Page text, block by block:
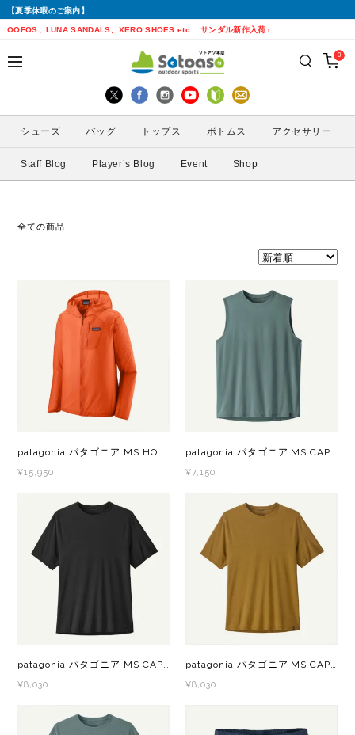
【夏季休暇のご案内】
OOFOS、LUNA SANDALS、XERO SHOES etc... サンダル新作入荷♪
戻る
シューズから探す
トレイルランニングシューズ
ランニングシューズ
戻る
トップスから探す
シェル・レインウェア
シャツ
戻る
ボトムスから探す
ショートパンツ
ロングパンツ
戻る
バッグから探す
トレランザック
バックパック
戻る
アクセサリーから探す
キャップ・ハット
ソックス
サングラス
ボトル・携帯カップ
ストックポール
その他
戻る
ブランドから探す
ACTIVE YOHKAN(アクティブようかん)
ATHLETUNE(アスリチューン)
HoneyAction(ハニーアクション)
KODA(コーダ)
Mag-on(マグオン)
MEDALIST(メダリスト)
PUREPALA(ピュアパラ)
SAMURAICHARGE Pro
SAMURAI GEL(サムライジェル)
Shonai Special(ショウナイスペシャル)
VESPA(ベスパ)
ZEN NUTRITION(ゼンニュートリション)
戻る
ブランドから探す
Amazfit(アマズフィット)
BAUERFEIND(バウアーファインド)
Columbia・Montrail(コロンビア・モント
COMPRESSPORT(コンプレスポーツ)
cotopaxi (コトパクシ)
DYNAFIT(ディナフィット)
ELDORESO(エルドレッソ)
extremities (エクストリミティーズ)
FEELCAP(フィールキャップ)
Feetures (フィーチャーズ)
戻る
性別から探す
レディース
0
シューズ バッグ トップス ボトムス アクセサリー
Staff Blog Player’s Blog Event Shop
全ての商品
patagonia パタゴニア MS HOUDINI JKT（フーディジャケット） CLOR 24142 メンズ ウインドシェル
¥15,950
patagonia パタゴニア MS CAP COOL ULTRA TANK（キャップリーンクールウルトラタンク） BSLX 44730 メンズ ノースリーブシャツ
¥7,150
¥8,030 ¥8,030